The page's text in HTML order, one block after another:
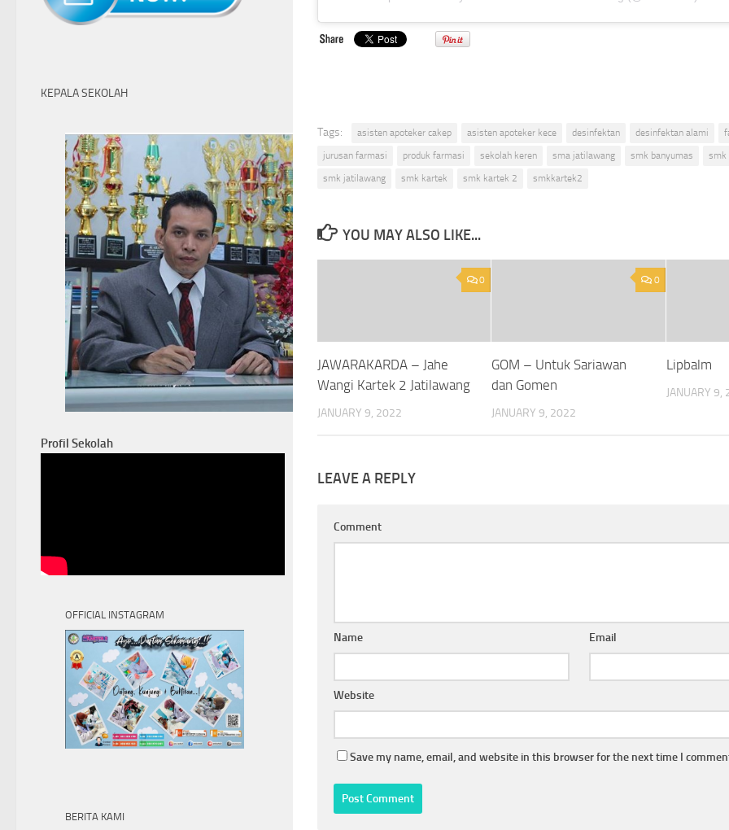
Tags: asisten apoteker cakep asisten apoteker kece desinfektan desinfektan alami
jurusan farmasi
produk farmasi sekolah keren sma jatilawang smk banyumas
smk
smk jatilawang
smk kartek smk kartek 2 smkkartek2
YOU MAY ALSO LIKE...
0
JAWARAKARDA – Jahe
Wangi Kartek 2 Jatilawang
JANUARY 9, 2022
0
GOM – Untuk Sariawan
dan Gomen
JANUARY 9, 2022
Lipbalm
JANUARY 9,
LEAVE A REPLY
Comment
Name Email
Website
Save my name, email, and website in this browser for the next time I
KEPALA SEKOLAH
Profil Sekolah
OFFICIAL INSTAGRAM
BERITA KAMI